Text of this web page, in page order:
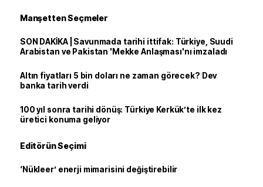
Manşetten Seçmeler
SON DAKİKA | Savunmada tarihi ittifak: Türkiye, Suudi
Arabistan ve Pakistan 'Mekke Anlaşması'nı imzaladı
Altın fiyatları 5 bin doları ne zaman görecek? Dev
banka tarih verdi
100 yıl sonra tarihi dönüş: Türkiye Kerkük’te ilk kez
üretici konuma geliyor
Editörün Seçimi
‘Nükleer’ enerji mimarisini değiştirebilir